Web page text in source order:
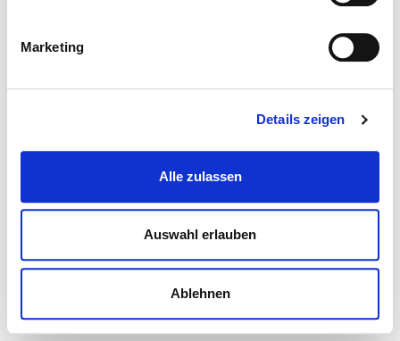
Marketing
Details zeigen
Alle zulassen
Auswahl erlauben
Ablehnen